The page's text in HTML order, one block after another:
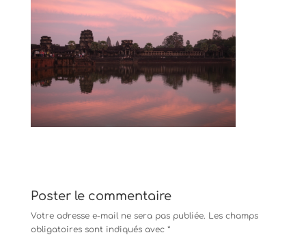
Poster le commentaire
Votre adresse e-mail ne sera pas publiée. Les champs
obligatoires sont indiqués avec *